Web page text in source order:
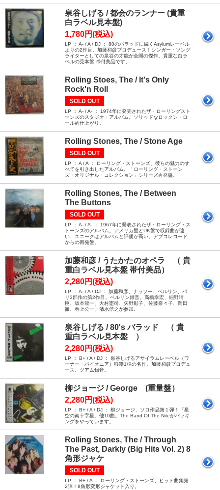
泉谷しげる / 都会のランナー (貴重
白ラベル見本盤)
1,780円(税込)
LP ： A- / A / DJ ： 80のバラッドに続くAsylumレーベル
よりの2作目。加藤和彦プロデュース！シンガー・ソング
ライターとしての泉谷の才能が全開の傑作。貴重な白ラ
ベルの見本盤 帯付美品です。
Rolling Stoes, The / It's Only
Rock'n Roll
SOLD OUT
LP ： A- / A- ： 1974年に発売されたザ・ローリングスト
ーンズのスタジオ・アルバム。ソリッドなロックン・ロ
ール的仕上がり。
Rolling Stones, The / Stone Age
SOLD OUT
LP ： A / A ： ローリング・ストーンズ、彼らの魅力のす
べてを引き出したアルバム。「ローリング・ストーン
ズ・オリジナル・コレクション」シリーズ再発盤。
Rolling Stones, The / Between
The Buttons
SOLD OUT
LP ： A- / A- ： 1967年に発表されたザ・ローリング・ス
トーンズのアルバム。アメリカ盤とUK盤で収録曲が違
い、ユニークはアルバムと評価が高い。アブコレコード
からの再発盤。
加藤和彦 / うたかたのオペラ （ 貴
重白ラベル見本盤 帯付美品）
2,280円(税込)
LP ： A- / A / DJ ： 加藤和彦、ナッソー、ベルリン、パ
リ3部作の第2作目。ベルリン録音。高橋幸宏、細野晴
臣、坂本龍一、大村憲司、矢野彰子、佐藤奈々子、岡田
徹、巻上公一、清水信之が参加。
泉谷しげる / 80's バラッド （ 貴
重白ラベル見本盤 ）
2,280円(税込)
LP ： B+ / A / DJ ： 泉谷しげるアサイラムレーベル（ワ
ーナー・パイオニア）移籍1弾の名作。加藤和彦プロデュ
ース、グアム録音。
柳ジョージ / George (重量盤）
2,280円(税込)
LP ： B+ / A / DJ ： 柳ジョージ、ソロ作品第１弾！「星
空の南十字星」他10曲。The Band Of The Niteがバッキ
ングをやっています。
Rolling Stones, The / Through
The Past, Darkly (Big Hits Vol. 2) 8
角形ジャケ
SOLD OUT
LP ： B+ / A ： ローリング・ストーンズ、ヒット曲集第
2弾！8角形変形ジャケット入り。